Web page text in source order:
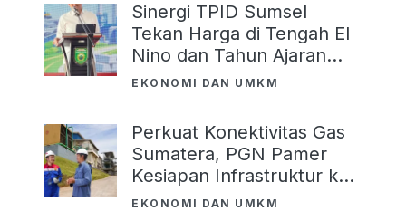
Sinergi TPID Sumsel
Tekan Harga di Tengah El
Nino dan Tahun Ajaran
Baru
EKONOMI DAN UMKM
Perkuat Konektivitas Gas
Sumatera, PGN Pamer
Kesiapan Infrastruktur ke
Investor
EKONOMI DAN UMKM